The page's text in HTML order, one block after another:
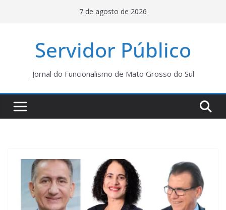
7 de agosto de 2026
Servidor Público
Jornal do Funcionalismo de Mato Grosso do Sul